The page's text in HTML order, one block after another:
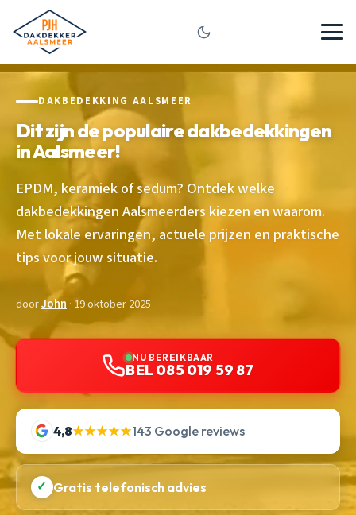
DAKBEDEKKING AALSMEER
Dit zijn de populaire dakbedekkingen
in Aalsmeer!
EPDM, keramiek of sedum? Ontdek welke
dakbedekkingen Aalsmeerders kiezen en waarom.
Met lokale ervaringen, actuele prijzen en praktische
tips voor jouw situatie.
doorJohn · 19 oktober 2025
NU BEREIKBAAR
BEL 085 019 59 87
4,8★★★★★143 Google reviews
✓ Gratis telefonisch advies